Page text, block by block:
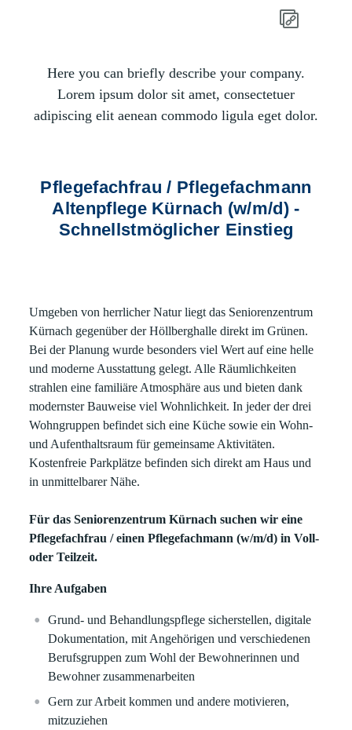
Here you can briefly describe your company.
Lorem ipsum dolor sit amet, consectetuer
adipiscing elit aenean commodo ligula eget dolor.
Pflegefachfrau / Pflegefachmann
Altenpflege Kürnach (w/m/d) -
Schnellstmöglicher Einstieg
Umgeben von herrlicher Natur liegt das Seniorenzentrum
Kürnach gegenüber der Höllberghalle direkt im Grünen.
Bei der Planung wurde besonders viel Wert auf eine helle
und moderne Ausstattung gelegt. Alle Räumlichkeiten
strahlen eine familiäre Atmosphäre aus und bieten dank
modernster Bauweise viel Wohnlichkeit. In jeder der drei
Wohngruppen befindet sich eine Küche sowie ein Wohn-
und Aufenthaltsraum für gemeinsame Aktivitäten.
Kostenfreie Parkplätze befinden sich direkt am Haus und
in unmittelbarer Nähe.
Für das Seniorenzentrum Kürnach suchen wir eine
Pflegefachfrau / einen Pflegefachmann (w/m/d) in Voll-
oder Teilzeit.
Ihre Aufgaben
Grund- und Behandlungspflege sicherstellen, digitale
Dokumentation, mit Angehörigen und verschiedenen
Berufsgruppen zum Wohl der Bewohnerinnen und
Bewohner zusammenarbeiten
Gern zur Arbeit kommen und andere motivieren,
mitzuziehen